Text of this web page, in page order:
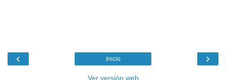
‹ ›
Inicio
Ver versión web